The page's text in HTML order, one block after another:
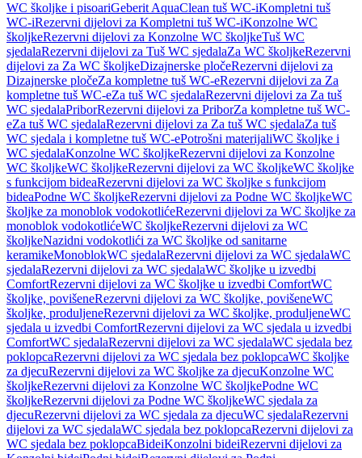
WC školjke i pisoariGeberit AquaClean tuš WC-iKompletni tuš
WC-iRezervni dijelovi za Kompletni tuš WC-iKonzolne WC
školjkeRezervni dijelovi za Konzolne WC školjkeTuš WC
sjedalaRezervni dijelovi za Tuš WC sjedalaZa WC školjkeRezervni
dijelovi za Za WC školjkeDizajnerske pločeRezervni dijelovi za
Dizajnerske pločeZa kompletne tuš WC-eRezervni dijelovi za Za
kompletne tuš WC-eZa tuš WC sjedalaRezervni dijelovi za Za tuš
WC sjedalaPriborRezervni dijelovi za PriborZa kompletne tuš WC-
eZa tuš WC sjedalaRezervni dijelovi za Za tuš WC sjedalaZa tuš
WC sjedala i kompletne tuš WC-ePotrošni materijaliWC školjke i
WC sjedalaKonzolne WC školjkeRezervni dijelovi za Konzolne
WC školjkeWC školjkeRezervni dijelovi za WC školjkeWC školjke
s funkcijom bideaRezervni dijelovi za WC školjke s funkcijom
bideaPodne WC školjkeRezervni dijelovi za Podne WC školjkeWC
školjke za monoblok vodokotlićeRezervni dijelovi za WC školjke za
monoblok vodokotlićeWC školjkeRezervni dijelovi za WC
školjkeNazidni vodokotlići za WC školjke od sanitarne
keramikeMonoblokWC sjedalaRezervni dijelovi za WC sjedalaWC
sjedalaRezervni dijelovi za WC sjedalaWC školjke u izvedbi
ComfortRezervni dijelovi za WC školjke u izvedbi ComfortWC
školjke, povišeneRezervni dijelovi za WC školjke, povišeneWC
školjke, produljeneRezervni dijelovi za WC školjke, produljeneWC
sjedala u izvedbi ComfortRezervni dijelovi za WC sjedala u izvedbi
ComfortWC sjedalaRezervni dijelovi za WC sjedalaWC sjedala bez
poklopcaRezervni dijelovi za WC sjedala bez poklopcaWC školjke
za djecuRezervni dijelovi za WC školjke za djecuKonzolne WC
školjkeRezervni dijelovi za Konzolne WC školjkePodne WC
školjkeRezervni dijelovi za Podne WC školjkeWC sjedala za
djecuRezervni dijelovi za WC sjedala za djecuWC sjedalaRezervni
dijelovi za WC sjedalaWC sjedala bez poklopcaRezervni dijelovi za
WC sjedala bez poklopcaBideiKonzolni bideiRezervni dijelovi za